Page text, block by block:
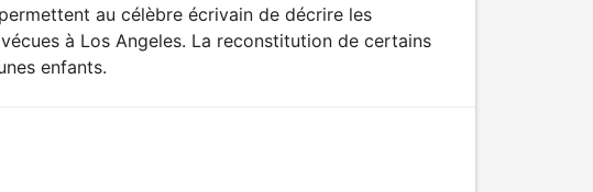
au célèbre écrivain de décrire les
à Los Angeles. La reconstitution de certains
enfants.